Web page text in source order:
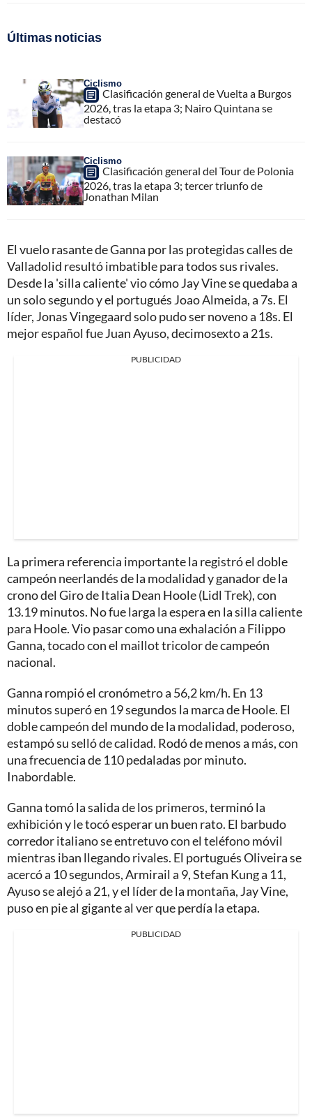
Últimas noticias
Ciclismo
Clasificación general de Vuelta a Burgos
2026, tras la etapa 3; Nairo Quintana se
destacó
Ciclismo
Clasificación general del Tour de Polonia
2026, tras la etapa 3; tercer triunfo de
Jonathan Milan
El vuelo rasante de Ganna por las protegidas calles de
Valladolid resultó imbatible para todos sus rivales.
Desde la 'silla caliente' vio cómo Jay Vine se quedaba a
un solo segundo y el portugués Joao Almeida, a 7s. El
líder, Jonas Vingegaard solo pudo ser noveno a 18s. El
mejor español fue Juan Ayuso, decimosexto a 21s.
PUBLICIDAD
La primera referencia importante la registró el doble
campeón neerlandés de la modalidad y ganador de la
crono del Giro de Italia Dean Hoole (Lidl Trek), con
13.19 minutos. No fue larga la espera en la silla caliente
para Hoole. Vio pasar como una exhalación a Filippo
Ganna, tocado con el maillot tricolor de campeón
nacional.
Ganna rompió el cronómetro a 56,2 km/h. En 13
minutos superó en 19 segundos la marca de Hoole. El
doble campeón del mundo de la modalidad, poderoso,
estampó su selló de calidad. Rodó de menos a más, con
una frecuencia de 110 pedaladas por minuto.
Inabordable.
Ganna tomó la salida de los primeros, terminó la
exhibición y le tocó esperar un buen rato. El barbudo
corredor italiano se entretuvo con el teléfono móvil
mientras iban llegando rivales. El portugués Oliveira se
acercó a 10 segundos, Armirail a 9, Stefan Kung a 11,
Ayuso se alejó a 21, y el líder de la montaña, Jay Vine,
puso en pie al gigante al ver que perdía la etapa.
PUBLICIDAD